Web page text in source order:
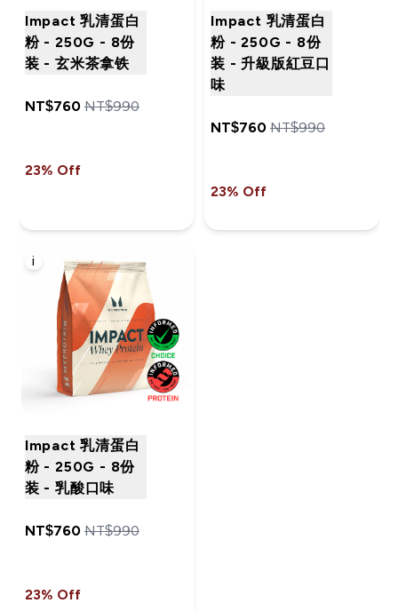
Impact 乳清蛋白
粉 - 250G - 8份
装 - 玄米茶拿铁
NT$760‎NT$990‎
23% Off
Impact 乳清蛋白
粉 - 250G - 8份
装 - 升級版紅豆口
味
NT$760‎ NT$990‎
23% Off
i
Impact 乳清蛋白
粉 - 250G - 8份
装 - 乳酸口味
NT$760‎NT$990‎
23% Off